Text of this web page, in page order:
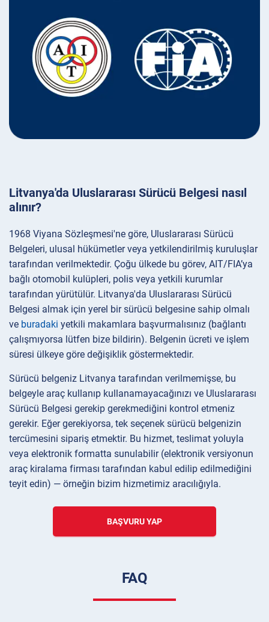
Litvanya'da Uluslararası Sürücü Belgesi nasıl
alınır?
1968 Viyana Sözleşmesi'ne göre, Uluslararası Sürücü
Belgeleri, ulusal hükümetler veya yetkilendirilmiş kuruluşlar
tarafından verilmektedir. Çoğu ülkede bu görev, AIT/FIA’ya
bağlı otomobil kulüpleri, polis veya yetkili kurumlar
tarafından yürütülür. Litvanya'da Uluslararası Sürücü
Belgesi almak için yerel bir sürücü belgesine sahip olmalı
ve buradaki yetkili makamlara başvurmalısınız (bağlantı
çalışmıyorsa lütfen bize bildirin). Belgenin ücreti ve işlem
süresi ülkeye göre değişiklik göstermektedir.
Sürücü belgeniz Litvanya tarafından verilmemişse, bu
belgeyle araç kullanıp kullanamayacağınızı ve Uluslararası
Sürücü Belgesi gerekip gerekmediğini kontrol etmeniz
gerekir. Eğer gerekiyorsa, tek seçenek sürücü belgenizin
tercümesini sipariş etmektir. Bu hizmet, teslimat yoluyla
veya elektronik formatta sunulabilir (elektronik versiyonun
araç kiralama firması tarafından kabul edilip edilmediğini
teyit edin) — örneğin bizim hizmetimiz aracılığıyla.
BAŞVURU YAP
FAQ